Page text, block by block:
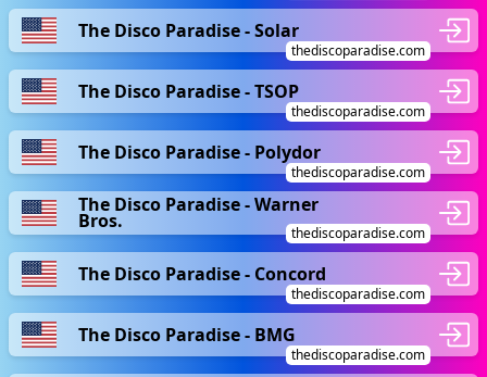
The Disco Paradise - Solar
thediscoparadise.com
The Disco Paradise - TSOP
thediscoparadise.com
The Disco Paradise - Polydor
thediscoparadise.com
The Disco Paradise - Warner
Bros.
thediscoparadise.com
The Disco Paradise - Concord
thediscoparadise.com
The Disco Paradise - BMG
thediscoparadise.com